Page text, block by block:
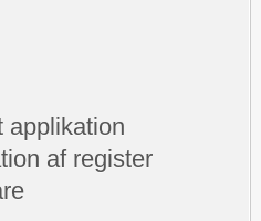
applikation
af register